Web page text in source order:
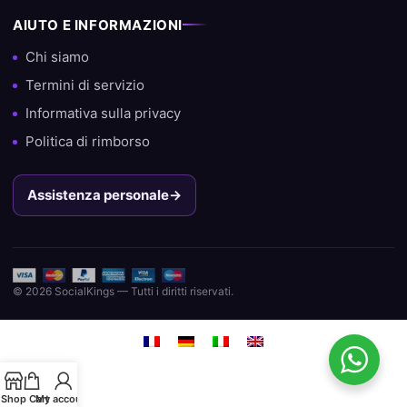
AIUTO E INFORMAZIONI
Chi siamo
Termini di servizio
Informativa sulla privacy
Politica di rimborso
Assistenza personale→
© 2026 SocialKings — Tutti i diritti riservati.
Shop Cart
My account